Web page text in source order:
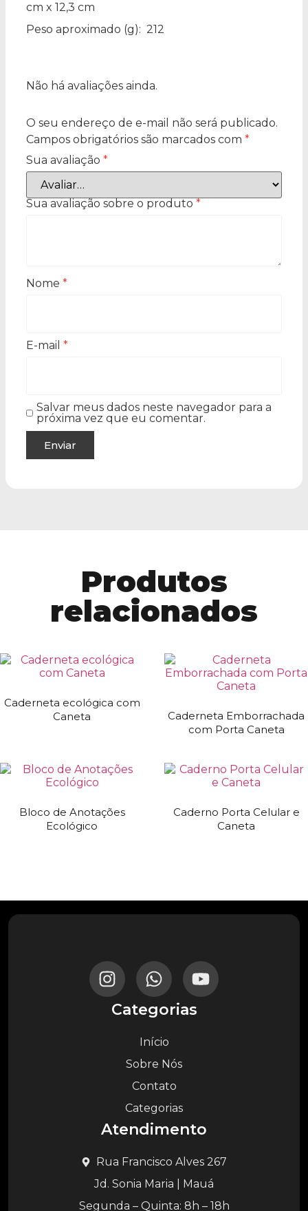
cm x 12,3 cm
Peso aproximado (g): 212
Não há avaliações ainda.
O seu endereço de e-mail não será publicado.
Campos obrigatórios são marcados com *
Sua avaliação *
Sua avaliação sobre o produto *
Nome *
E-mail *
Salvar meus dados neste navegador para a
próxima vez que eu comentar.
Produtos
relacionados
Caderneta ecológica com
Caneta
Caderneta Emborrachada
com Porta Caneta
Bloco de Anotações
Ecológico
Caderno Porta Celular e
Caneta
Categorias
Início
Sobre Nós
Contato
Categorias
Atendimento
Rua Francisco Alves 267
Jd. Sonia Maria | Mauá
Segunda – Quinta: 8h – 18h